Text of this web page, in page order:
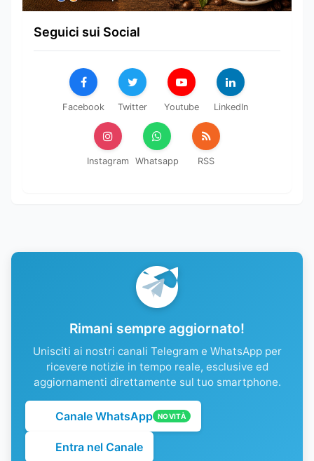
Seguici sui Social
Facebook Twitter Youtube LinkedIn
Instagram Whatsapp RSS
Rimani sempre aggiornato!
Unisciti ai nostri canali Telegram e WhatsApp per
ricevere notizie in tempo reale, esclusive ed
aggiornamenti direttamente sul tuo smartphone.
Canale WhatsApp NOVITÀ
Entra nel Canale